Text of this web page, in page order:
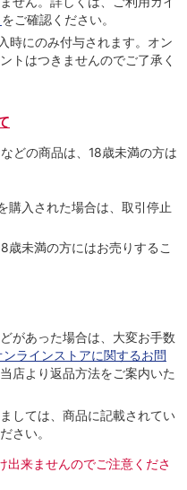
をご確認ください。
時にのみ付与されます。オン
トはつきませんのでご了承く
どの商品は、18歳未満の方は
購入された場合は、取引停止
歳未満の方にはお売りするこ
があった場合は、大変お手数
ンラインストアに関するお問
店より返品方法をご案内いた
しては、商品に記載されてい
さい。
来ませんのでご注意くださ